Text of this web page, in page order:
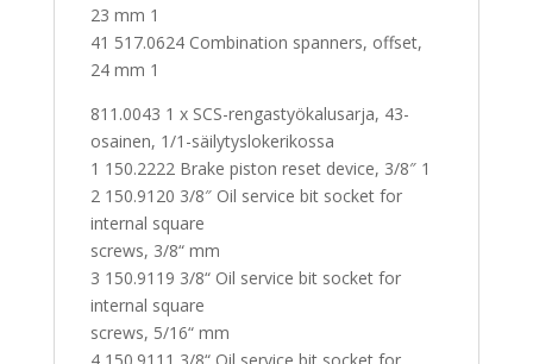
23 mm 1
41 517.0624 Combination spanners, offset,
24 mm 1
811.0043 1 x SCS-rengastyökalusarja, 43-
osainen, 1/1-säilytyslokerikossa
1 150.2222 Brake piston reset device, 3/8″ 1
2 150.9120 3/8″ Oil service bit socket for
internal square
screws, 3/8“ mm
3 150.9119 3/8“ Oil service bit socket for
internal square
screws, 5/16“ mm